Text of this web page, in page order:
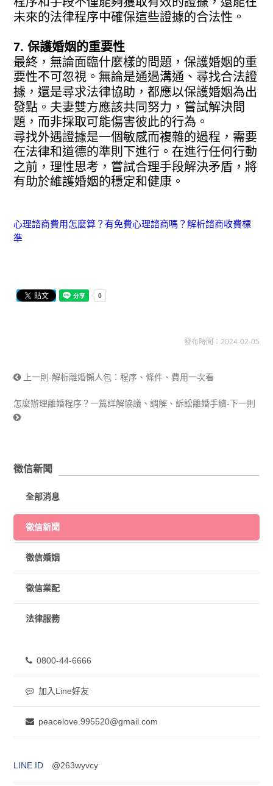
未來的法律程序中確保這些證據的合法性。
7. 保護婚姻的重要性
最終，無論面臨什麼樣的問題，保護婚姻的重
要性不可忽視。無論是通過溝通、尋找合法證
據，還是尋求法律協助，都應以保護婚姻為出
發點。夫妻雙方應該共同努力，嘗試解決問
題，而非採取可能傷害彼此的行為。
尋找外遇證據是一個敏感而複雜的過程，需要
在法律和道德的準則下進行。在進行任何行動
之前，理性思考，嘗試合理手段解決矛盾，將
有助於維護婚姻的穩定和健康。
心理諮商費用怎麼算？有免費心理諮商嗎？解析諮商收費標
準
發布時間：2024-02-05
上一則-解析離婚懶人包：程序、條件、費用一次看
怎麼辦理離婚程序？一篇詳解協議、調解、訴訟離婚手續-下一則
徵信新聞
全部消息
徵信新聞
徵信婚姻
徵信業配
法律服務
0800-44-6666
加入Line好友
peacelove.995520@gmail.com
LINE ID @263wyvcy